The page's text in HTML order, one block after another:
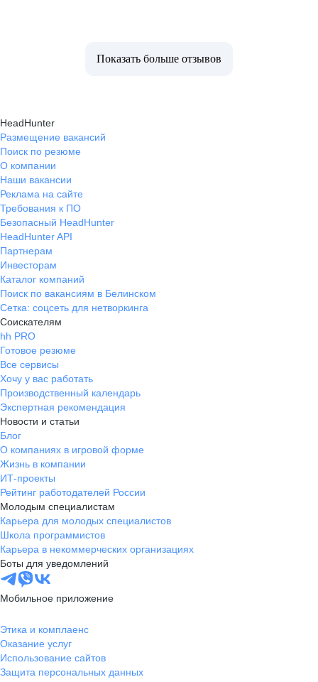
Показать больше отзывов
HeadHunter
Размещение вакансий
Поиск по резюме
О компании
Наши вакансии
Реклама на сайте
Требования к ПО
Безопасный HeadHunter
HeadHunter API
Партнерам
Инвесторам
Каталог компаний
Поиск по вакансиям в Белинском
Сетка: соцсеть для нетворкинга
Соискателям
hh PRO
Готовое резюме
Все сервисы
Хочу у вас работать
Производственный календарь
Экспертная рекомендация
Новости и статьи
Блог
О компаниях в игровой форме
Жизнь в компании
ИТ-проекты
Рейтинг работодателей России
Молодым специалистам
Карьера для молодых специалистов
Школа программистов
Карьера в некоммерческих организациях
Боты для уведомлений
Мобильное приложение
Этика и комплаенс
Оказание услуг
Использование сайтов
Защита персональных данных